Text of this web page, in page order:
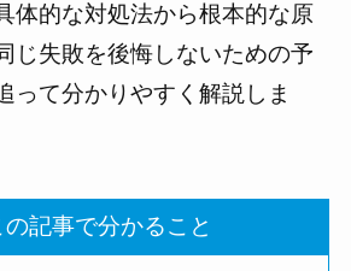
体的な対処法から根本的な原
じ失敗を後悔しないための予
って分かりやすく解説しま
の記事で分かること